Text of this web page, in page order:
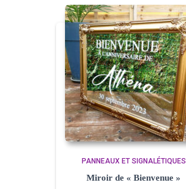
PANNEAUX ET SIGNALÉTIQUES
Miroir de « Bienvenue »